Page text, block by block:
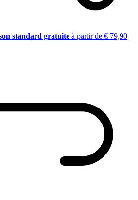
standard gratuite à partir de € 79,90